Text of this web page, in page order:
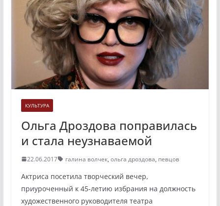
КУЛЬТУРА
Ольга Дроздова поправилась
и стала неузнаваемой
22.06.2017 галина волчек, ольга дроздова, певцов
Актриса посетила творческий вечер,
приуроченный к 45-летию избрания на должность
художественного руководителя театра